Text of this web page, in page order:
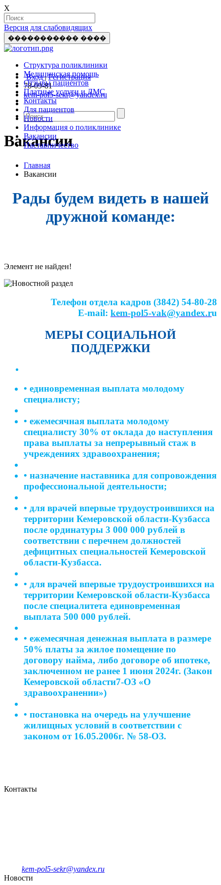
X
Версия для слабовидящих
����������� ����
Структура поликлиники
Медицинская помощь
Отзывы пациентов
Платные услуги и ДМС
Контакты
Для пациентов
Новости
Информация о поликлинике
Вакансии
Наставничество
Вход |Регистрация
78-09-81
kem-pol5-sekr@yandex.ru
Вакансии
Главная
Вакансии
Рады будем видеть в нашей
дружной команде:
Элемент не найден!
Телефон отдела кадров (3842) 54-80-28
E-mail: kem-pol5-vak@yandex.ru
МЕРЫ СОЦИАЛЬНОЙ
ПОДДЕРЖКИ
• единовременная выплата молодому
специалисту;
• ежемесячная выплата молодому
специалисту 30% от оклада до наступления
права выплаты за непрерывный стаж в
учреждениях здравоохранения;
• назначение наставника для сопровождения
профессиональной деятельности;
• для врачей впервые трудоустроившихся на
территории Кемеровской области-Кузбасса
после ординатуры 3 000 000 рублей в
соответствии с перечнем должностей
дефицитных специальностей Кемеровской
области-Кузбасса.
• для врачей впервые трудоустроившихся на
территории Кемеровской области-Кузбасса
после специалитета единовременная
выплата 500 000 рублей.
• ежемесячная денежная выплата в размере
50% платы за жилое помещение по
договору найма, либо договоре об ипотеке,
заключенном не ранее 1 июня 2024г. (Закон
Кемеровской области7-ОЗ «О
здравоохранении»)
• постановка на очередь на улучшение
жилищных условий в соответствии с
законом от 16.05.2006г. № 58-ОЗ.
Контакты
kem-pol5-sekr@yandex.ru
Новости